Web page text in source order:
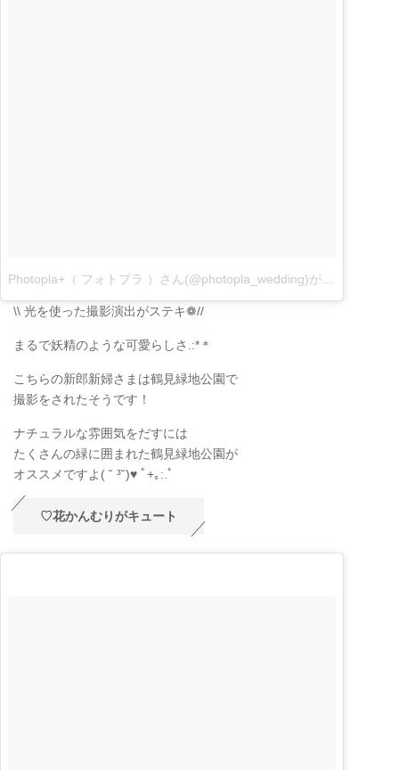
\\ 光を使った撮影演出がステキ❁//
まるで妖精のような可愛らしさ.:*＊
こちらの新郎新婦さまは鶴見緑地公園で
撮影をされたそうです！
ナチュラルな雰囲気をだすには
たくさんの緑に囲まれた鶴見緑地公園が
オススメですよ( ˘ ³˘)♥ ﾟ+｡:.ﾟ
♡花かんむりがキュート